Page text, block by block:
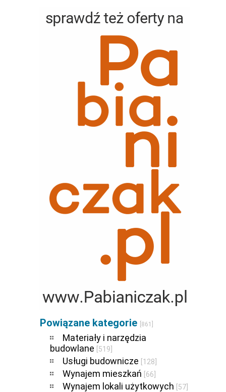
Powiązane kategorie [861]
Materiały i narzędzia
budowlane
[519]
Usługi budownicze [128]
Wynajem mieszkań [66]
Wynajem lokali użytkowych [57]